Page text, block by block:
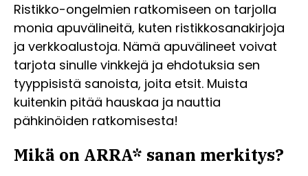
Ristikko-ongelmien ratkomiseen on tarjolla
monia apuvälineitä, kuten ristikkosanakirjoja
ja verkkoalustoja. Nämä apuvälineet voivat
tarjota sinulle vinkkejä ja ehdotuksia sen
tyyppisistä sanoista, joita etsit. Muista
kuitenkin pitää hauskaa ja nauttia
pähkinöiden ratkomisesta!
Mikä on ARRA* sanan merkitys?